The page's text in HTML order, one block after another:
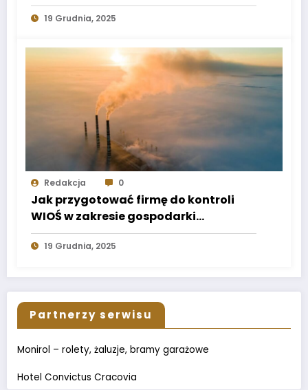
19 Grudnia, 2025
Redakcja 0
Jak przygotować firmę do kontroli
WIOŚ w zakresie gospodarki
odpadami?
19 Grudnia, 2025
Partnerzy serwisu
Monirol – rolety, żaluzje, bramy garażowe
Hotel Convictus Cracovia